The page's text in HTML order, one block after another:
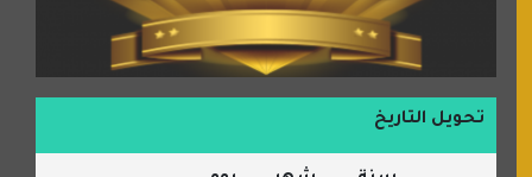
تحويل التاريخ